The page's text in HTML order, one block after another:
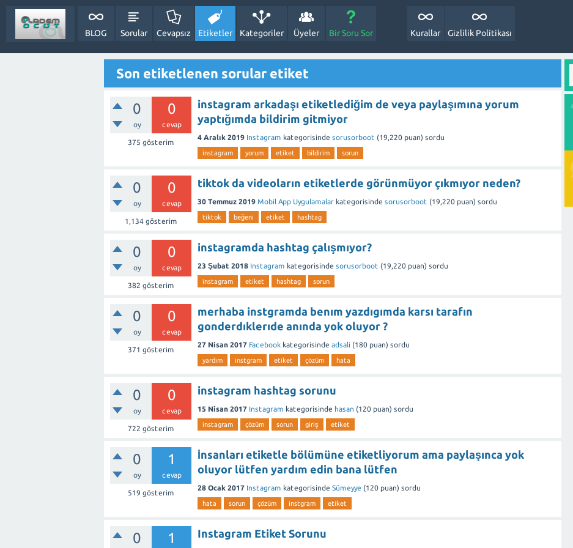
BLOG Sorular Cevapsız Etiketler Kategoriler Üyeler Bir Soru Sor Gizlilik Politikası
Kurallar
Son etiketlenen sorular etiket
0
oy
0
cevap
375 gösterim
instagram arkadaşı etiketlediğim de veya paylaşımına yorum
yaptığımda bildirim gitmiyor
4 Aralık 2019 Instagram kategorisinde sorusorboot (19,220 puan) sordu
instagram yorum etiket bildirim sorun
0
oy
0
cevap
1,134gösterim
tiktok da videoların etiketlerde görünmüyor çıkmıyor neden?
30 Temmuz 2019 Mobil App Uygulamalar kategorisinde sorusorboot (19,220 puan) sordu
tiktok beğeni etiket hashtag
0
oy
0
cevap
382 gösterim
instagramda hashtag çalışmıyor?
23 Şubat 2018 Instagram kategorisinde sorusorboot (19,220 puan) sordu
instagram etiket hashtag sorun
0
oy
0
cevap
371 gösterim
merhaba instgramda benım yazdıgımda karsı tarafın
gonderdıklerıde anında yok oluyor ?
27 Nisan 2017 Facebook kategorisinde adsali (180 puan) sordu
yardım instgram etiket çözüm hata
0
oy
0
cevap
722 gösterim
instagram hashtag sorunu
15 Nisan 2017 Instagram kategorisinde hasan (120 puan) sordu
instagram çözüm sorun giriş etiket
0
oy
1
cevap
519 gösterim
İnsanları etiketle bölümüne etiketliyorum ama paylaşınca yok
oluyor lütfen yardım edin bana lütfen
28 Ocak 2017 Instagram kategorisinde Sümeyye (120 puan) sordu
hata sorun çözüm instgram etiket
0 1 Instagram Etiket Sorunu